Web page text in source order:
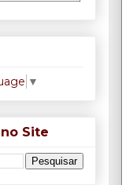
▼
Site